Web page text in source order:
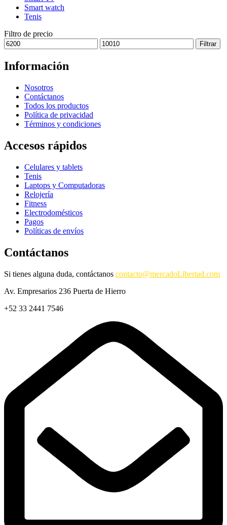
Smart watch
Tenis
Filtro de precio
Precio
mínimo
Precio
máximo
Filtrar
Información
Nosotros
Contáctanos
Todos los productos
Política de privacidad
Términos y condiciones
Accesos rápidos
Celulares y tablets
Tenis
Laptops y Computadoras
Relojería
Fitness
Electrodomésticos
Pagos
Políticas de envíos
Contáctanos
Si tienes alguna duda, contáctanos contacto@mercadoLibertad.com
Av. Empresarios 236 Puerta de Hierro
+52 33 2441 7546